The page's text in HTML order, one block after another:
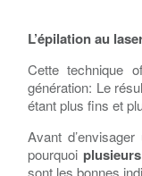
L’épilation au
Cette technique
génération: Le
étant plus fins et
Avant
pourquoi
sont les bonnes